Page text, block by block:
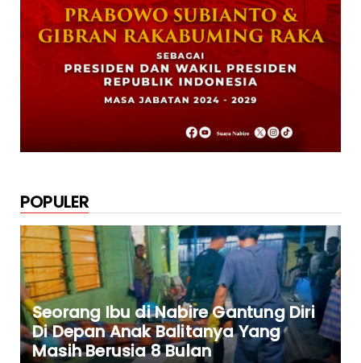
KRIMINAL
Polsek Uwapa Nabire Amankan Sepuluh
Karton Minuman Beralkoho...
October 20, 2024
POPULER
Seorang Ibu di Nabire Gantung Diri
Di Depan Anak Balitanya Yang
Masih Berusia 8 Bulan